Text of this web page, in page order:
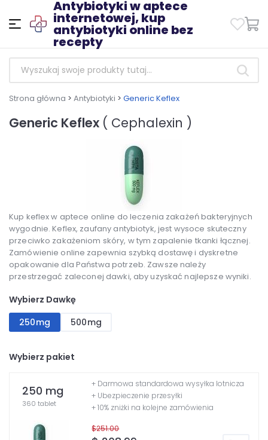
Antybiotyki w aptece
internetowej, kup
antybiotyki online bez
recepty
Strona główna > Antybiotyki > Generic Keflex
Generic Keflex ( Cephalexin )
Kup keflex w aptece online do leczenia zakażeń bakteryjnych
wygodnie. Keflex, zaufany antybiotyk, jest wysoce skuteczny
przeciwko zakażeniom skóry, w tym zapalenie tkanki łącznej.
Zamówienie online zapewnia szybką dostawę i dyskretne
opakowanie dla Państwa potrzeb. Zawsze należy
przestrzegać zaleconej dawki, aby uzyskać najlepsze wyniki.
Wybierz Dawkę
250mg
500mg
Wybierz pakiet
250 mg
360 tablet
$251.00
+ Darmowa standardowa wysyłka lotnicza
+ Ubezpieczenie przesyłki
+ 10% zniżki na kolejne zamówienia